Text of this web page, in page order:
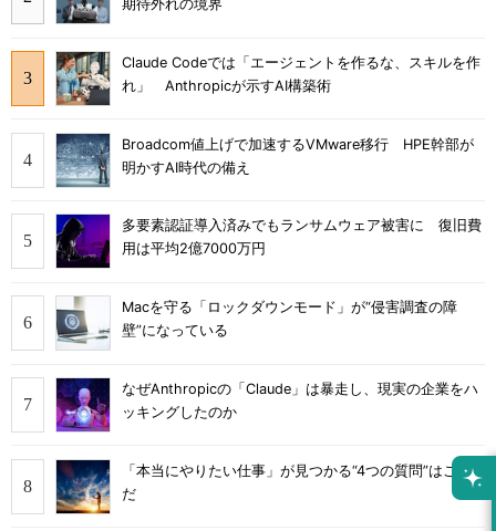
期待外れの境界
Claude Codeでは「エージェントを作るな、スキルを作
れ」 Anthropicが示すAI構築術
Broadcom値上げで加速するVMware移行 HPE幹部が
明かすAI時代の備え
多要素認証導入済みでもランサムウェア被害に 復旧費
用は平均2億7000万円
Macを守る「ロックダウンモード」が“侵害調査の障
壁”になっている
なぜAnthropicの「Claude」は暴走し、現実の企業をハ
ッキングしたのか
「本当にやりたい仕事」が見つかる“4つの質問”はこれ
だ